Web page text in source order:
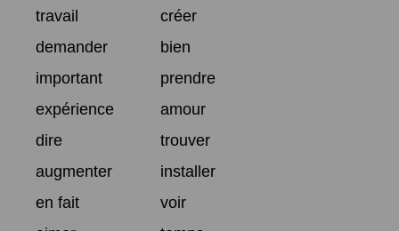
travail
créer
demander
bien
important
prendre
expérience
amour
dire
trouver
augmenter
installer
en fait
voir